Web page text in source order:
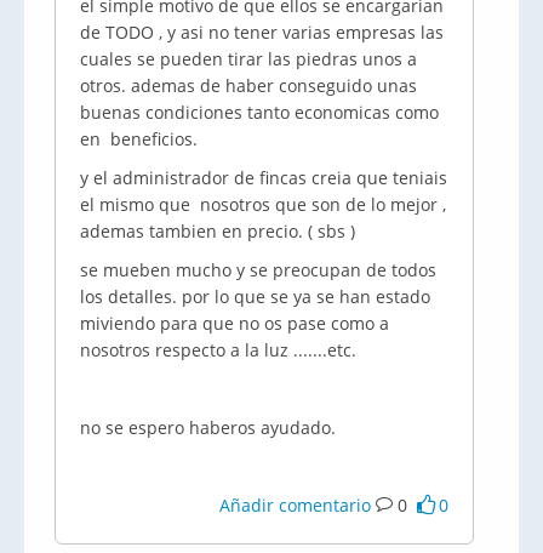
el simple motivo de que ellos se encargarian
de TODO , y asi no tener varias empresas las
cuales se pueden tirar las piedras unos a
otros. ademas de haber conseguido unas
buenas condiciones tanto economicas como
en beneficios.
y el administrador de fincas creia que teniais
el mismo que nosotros que son de lo mejor ,
ademas tambien en precio. ( sbs )
se mueben mucho y se preocupan de todos
los detalles. por lo que se ya se han estado
miviendo para que no os pase como a
nosotros respecto a la luz .......etc.
no se espero haberos ayudado.
Añadir comentario 0 0